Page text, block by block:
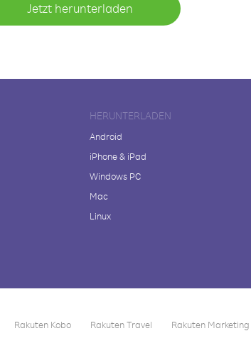
Jetzt herunterladen
HERUNTERLADEN
Android
iPhone & iPad
Windows PC
Mac
Linux
Rakuten Kobo Rakuten Travel Rakuten Marketing